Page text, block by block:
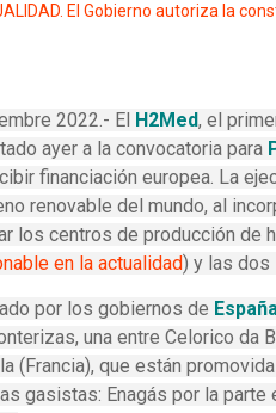
El Gobierno autoriza la
2022.- El H2Med, el
ayer a la convocatoria para
financiación europea. La
renovable del mundo, al
los centros de producción de
en la actualidad) y las dos
por los gobiernos de
una entre Celorico da
(Francia), que están
gasistas: Enagás por la parte